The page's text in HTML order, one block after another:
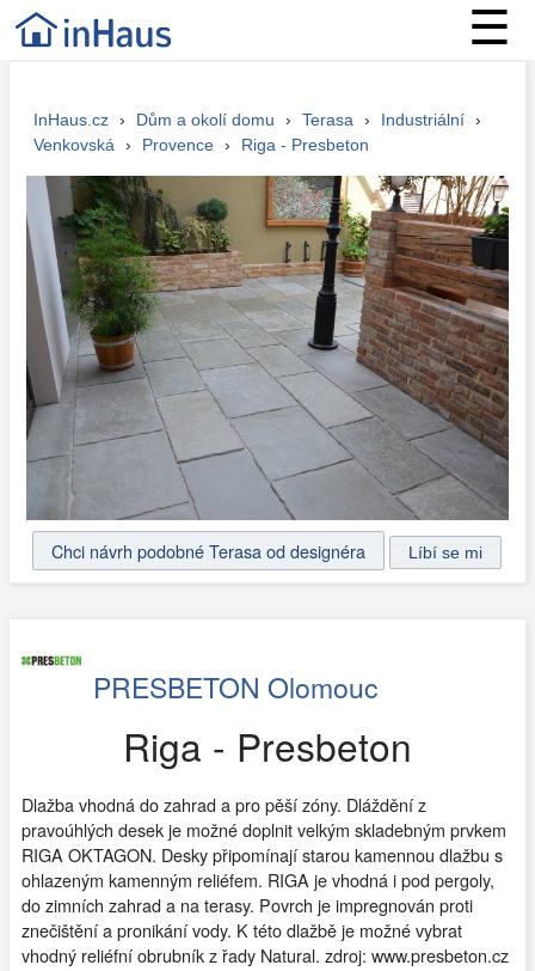
☰
InHaus.cz › Dům a okolí domu › Terasa › Industriální ›
Venkovská
› Provence › Riga - Presbeton
Chci návrh podobné Terasa od designéra
PRESBETON Olomouc
Riga - Presbeton
Dlažba vhodná do zahrad a pro pěší zóny. Dláždění z
pravoúhlých desek je možné doplnit velkým skladebným prvkem
RIGA OKTAGON. Desky připomínají starou kamennou dlažbu s
ohlazeným kamenným reliéfem. RIGA je vhodná i pod pergoly,
do zimních zahrad a na terasy. Povrch je impregnován proti
znečištění a pronikání vody. K této dlažbě je možné vybrat
vhodný reliéfní obrubník z řady Natural. zdroj: www.presbeton.cz